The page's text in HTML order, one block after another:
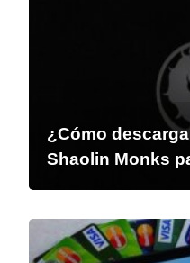
¿Cómo
Shaolin Monks